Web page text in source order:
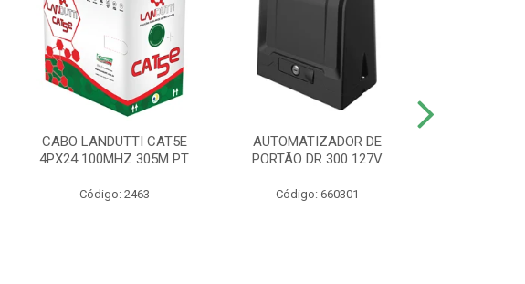
CABO LANDUTTI CAT5E
4PX24 100MHZ 305M PT
Código: 2463
AUTOMATIZADOR DE
PORTÃO DR 300 127V
Código: 660301